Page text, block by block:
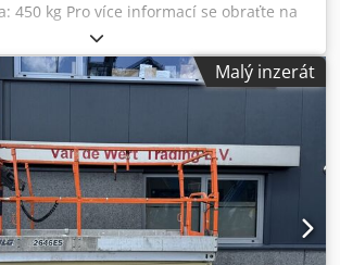
450 kg Pro více informací se obraťte na
zařízení. Dodpfxszqi Uce Af Asck
Malý inzerát